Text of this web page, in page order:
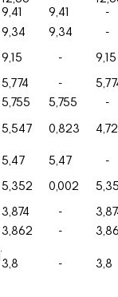
9,41 9,41
-
9,34 9,34
-
9,15 -
9,15
5,774 -
5,755 5,755 -
5,547 0,823
5,47 5,47
-
5,352 0,002
3,874 -
3,862 -
3,8 - 3,8